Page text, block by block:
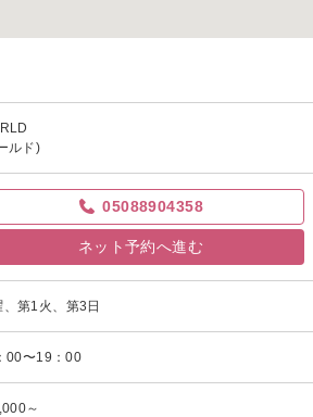
ルド)
05088904358
ネット予約へ進む
、第1火、第3日
00〜19：00
～